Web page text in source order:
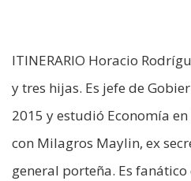
ITINERARIO Horacio
y tres hijas. Es jefe de
2015 y estudió Economía
con Milagros Maylin, ex
general porteña. Es